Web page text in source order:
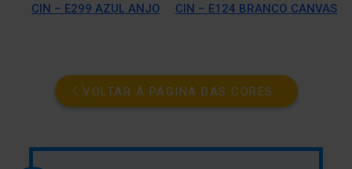
CIN – E299 AZUL ANJO CIN – E124 BRANCO CANVAS
VOLTAR À PÁGINA DAS CORES